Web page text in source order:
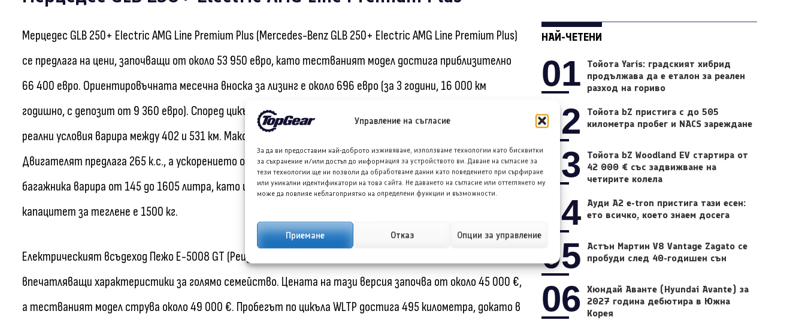
Управление на съгласие
За да ви предоставим най-доброто изживяване, използваме технологии като бисквитки
за съхранение и/или достъп до информация за устройството ви. Даване на съгласие за
тези технологии ще ни позволи да обработваме данни като поведението при сърфиране
или уникални идентификатори на това сайта. Не даването на съгласие или оттеглянето му
може да повлияе неблагоприятно на определени функции и възможности.
Приемане Отказ Опции за управление
Мерцедес GLB 250+ Electric AMG Line Premium Plus (Mercedes-Benz GLB 250+ Electric AMG Line Premium Plus)
се предлага на цени, започващи от около 53 950 евро, като тестваният модел достига приблизително
66 400 евро. Ориентировъчната месечна вноска за лизинг е около 696 евро (за 3 години, 16 000 км
годишно, с депозит от 9 360 евро). Според цикъла WLTP, пробегът на тестовия автомобил е 578 км, а в
реални условия варира между 402 и 531 км. Максималната мощност на зареждане достига 320 кВт.
Двигателят предлага 265 к.с., а ускорението от 0 до 100 км/ч отнема 7.4 секунди. Капацитетът на
багажника варира от 145 до 1605 литра, като има и преден багажник от 127 литра. Максималният
капацитет за теглене е 1500 кг.
Електрическият всъдеход Пежо E-5008 GT (Peugeot E-5008 GT) с батерия от 73 kWh и 210 к.с. предлага
впечатляващи характеристики за голямо семейство. Цената на тази версия започва от около 45 000 €,
а тестваният модел струва около 49 000 €. Пробегът по цикъла WLTP достига 495 километра, докато в
НАЙ-ЧЕТЕНИ
01
Тойота Yaris: градският хибрид
продължава да е еталон за реален
разход на гориво
02
Тойота bZ пристига с до 505
километра пробег и NACS зареждане
03
Тойота bZ Woodland EV стартира от
42 000 € със задвижване на
четирите колела
04 Ауди A2 e-tron пристига тази есен:
ето всичко, което знаем досега
05
Астън Мартин V8 Vantage Zagato се
пробуди след 40-годишен сън
06 Хюндай Аванте (Hyundai Avante) за
2027 година дебютира в Южна
Корея